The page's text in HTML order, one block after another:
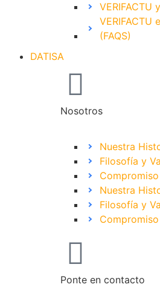
VERIFACTU
VERIFACTU
(FAQS)
DATISA
Nosotros
Nuestra
Filosofía y
Nuestra
Filosofía y
Ponte en contacto